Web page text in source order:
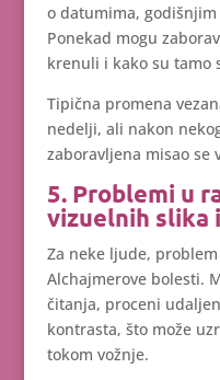
o datumima,
Ponekad mogu
krenuli i kako su tamo
Tipična promena
nedelji, ali nakon
zaboravljena misao se
5. Problemi u
vizuelnih slika
Za neke ljude,
Alchajmerove bolesti.
čitanja, proceni
kontrasta, što može
tokom vožnje.